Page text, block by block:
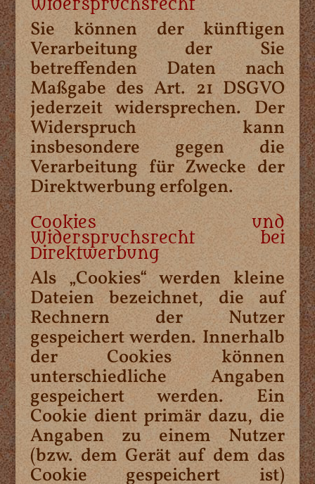
Widerspruchsrecht
Sie können der künftigen
Verarbeitung der Sie
betreffenden Daten nach
Maßgabe des Art. 21 DSGVO
jederzeit widersprechen. Der
Widerspruch kann
insbesondere gegen die
Verarbeitung für Zwecke der
Direktwerbung erfolgen.
Cookies und
Widerspruchsrecht bei
Direktwerbung
Als „Cookies“ werden kleine
Dateien bezeichnet, die auf
Rechnern der Nutzer
gespeichert werden. Innerhalb
der Cookies können
unterschiedliche Angaben
gespeichert werden. Ein
Cookie dient primär dazu, die
Angaben zu einem Nutzer
(bzw. dem Gerät auf dem das
Cookie gespeichert ist)